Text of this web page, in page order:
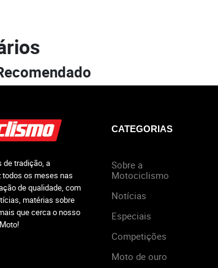
de tradição, a
todos os meses nas
de qualidade, com
matérias sobre
que cerca o nosso
CATEGORIAS
Sobre a
Motociclismo
Notícias
Especiais
Competições
Moto de ouro